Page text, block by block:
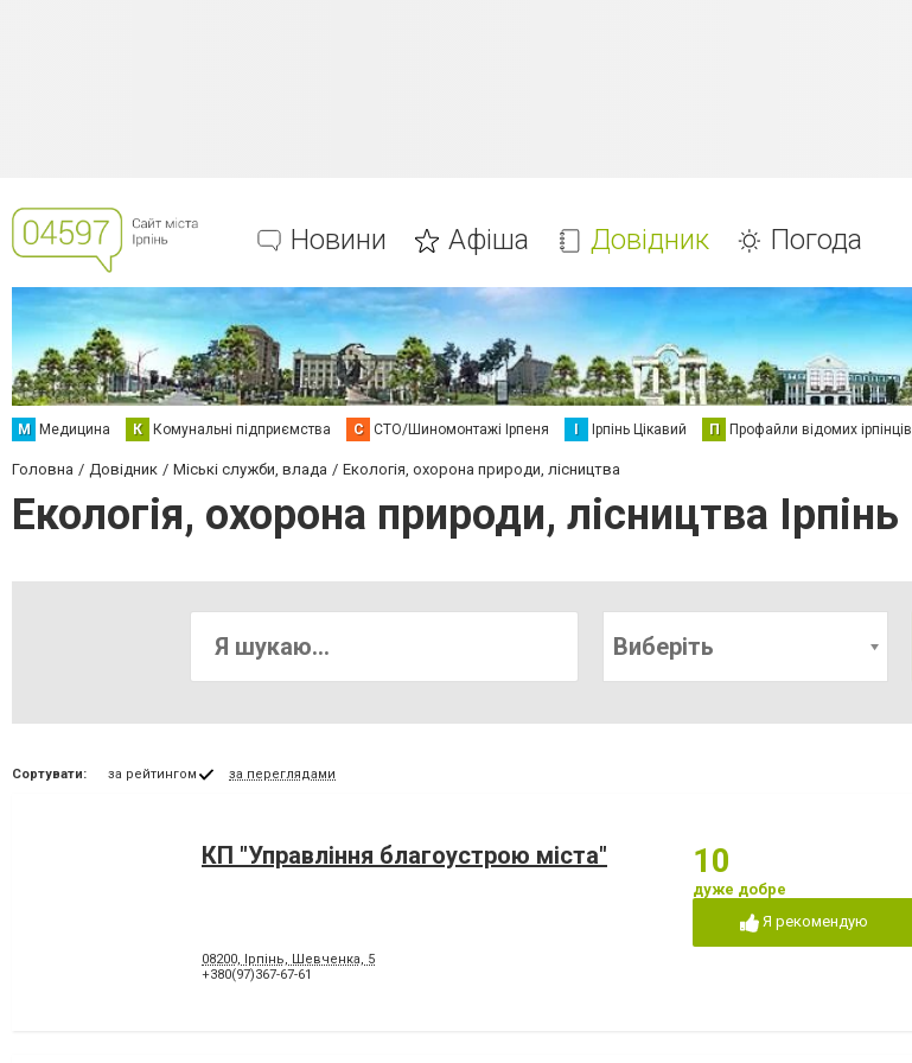
Новини Афіша Довідник Погода
М Медицина К Комунальні підприємства С СТО/Шиномонтажі Ірпеня І Ірпінь Цікавий П Профайли відомих ірпінців
Головна Довідник Міські служби, влада Екологія, охорона природи, лісництва
Екологія, охорона природи, лісництва Ірпінь
Виберіть
Сортувати: за рейтингом за переглядами
КП "Управління благоустрою міста"
08200, Ірпінь, Шевченка, 5
+380(97)367-67-61
10
дуже добре
Я рекомендую